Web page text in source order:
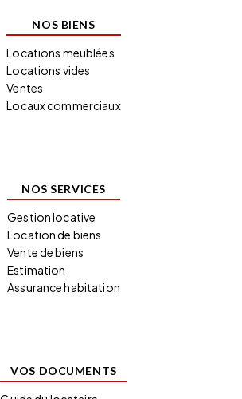
NOS BIENS
Locations meublées
Locations vides
Ventes
Locaux commerciaux
NOS SERVICES
Gestion locative
Location de biens
Vente de biens
Estimation
Assurance habitation
VOS DOCUMENTS